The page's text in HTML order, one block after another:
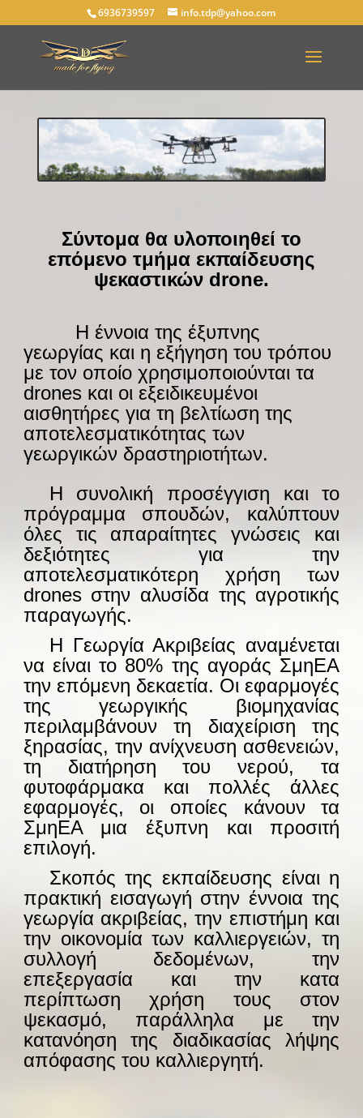
6936739597 info.tdp@yahoo.com
Σύντομα θα υλοποιηθεί το
επόμενο τμήμα εκπαίδευσης
ψεκαστικών drone.
Η έννοια της έξυπνης
γεωργίας και η εξήγηση του τρόπου
με τον οποίο χρησιμοποιούνται τα
drones και οι εξειδικευμένοι
αισθητήρες για τη βελτίωση της
αποτελεσματικότητας των
γεωργικών δραστηριοτήτων.
Η συνολική προσέγγιση και το
πρόγραμμα σπουδών, καλύπτουν
όλες τις απαραίτητες γνώσεις και
δεξιότητες για την
αποτελεσματικότερη χρήση των
drones στην αλυσίδα της αγροτικής
παραγωγής.
Η Γεωργία Ακριβείας αναμένεται
να είναι το 80% της αγοράς ΣμηΕΑ
την επόμενη δεκαετία. Οι εφαρμογές
της γεωργικής βιομηχανίας
περιλαμβάνουν τη διαχείριση της
ξηρασίας, την ανίχνευση ασθενειών,
τη διατήρηση του νερού, τα
φυτοφάρμακα και πολλές άλλες
εφαρμογές, οι οποίες κάνουν τα
ΣμηΕΑ μια έξυπνη και προσιτή
επιλογή.
Σκοπός της εκπαίδευσης είναι η
πρακτική εισαγωγή στην έννοια της
γεωργία ακριβείας, την επιστήμη και
την οικονομία των καλλιεργειών, τη
συλλογή δεδομένων, την
επεξεργασία και την κατα
περίπτωση χρήση τους στον
ψεκασμό, παράλληλα με την
κατανόηση της διαδικασίας λήψης
απόφασης του καλλιεργητή.